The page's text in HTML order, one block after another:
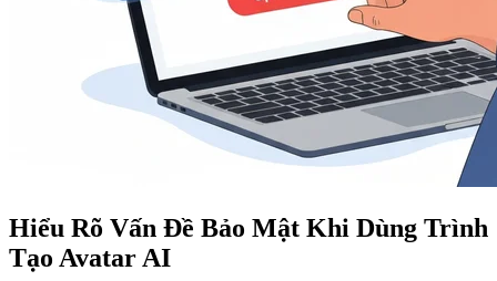
Hiểu Rõ Vấn Đề Bảo Mật Khi Dùng Trình
Tạo Avatar AI